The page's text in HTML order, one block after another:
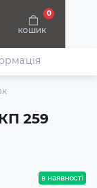
кошик
0
Взуття
259
в наявності